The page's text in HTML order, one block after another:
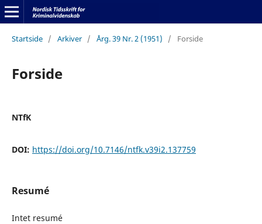
Startside / Arkiver / Årg. 39 Nr. 2 (1951) / Forside
Forside
NTfK
DOI: https://doi.org/10.7146/ntfk.v39i2.137759
Resumé
Intet resumé